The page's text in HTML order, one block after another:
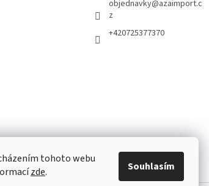
tohoto webu
zde. Souhlasím
objednavky@azaimport.c
z
+420725377370